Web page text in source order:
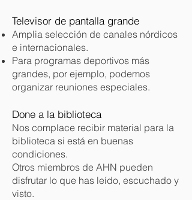
Televisor de pantalla grande
Amplia selección de canales nórdicos
e internacionales.
Para programas deportivos más
grandes, por ejemplo, podemos
organizar reuniones especiales.
Done a la biblioteca
Nos complace recibir material para la
biblioteca si está en buenas
condiciones.
Otros miembros de AHN pueden
disfrutar lo que has leído, escuchado y
visto.